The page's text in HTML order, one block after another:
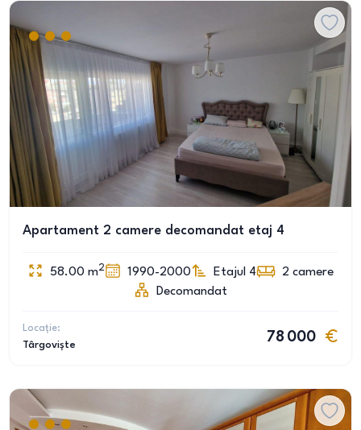
Apartament 2 camere decomandat etaj 4
58.00 m2 1990-2000 Etajul 4 2 camere
Decomandat
Locație:
Târgoviște
78 000